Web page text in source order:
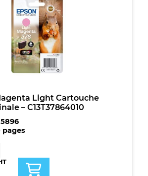
Light Cartouche
– C13T37864010
pages